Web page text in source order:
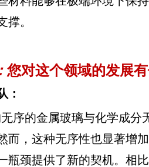
撑。
您对这个领域的发展
：
序的金属玻璃与化学成分
而，这种无序性也显著增
瓶颈提供了新的契机。相